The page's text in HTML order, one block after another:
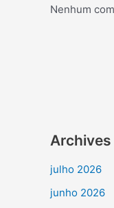
Nenhum
Archives
julho 2026
junho 2026